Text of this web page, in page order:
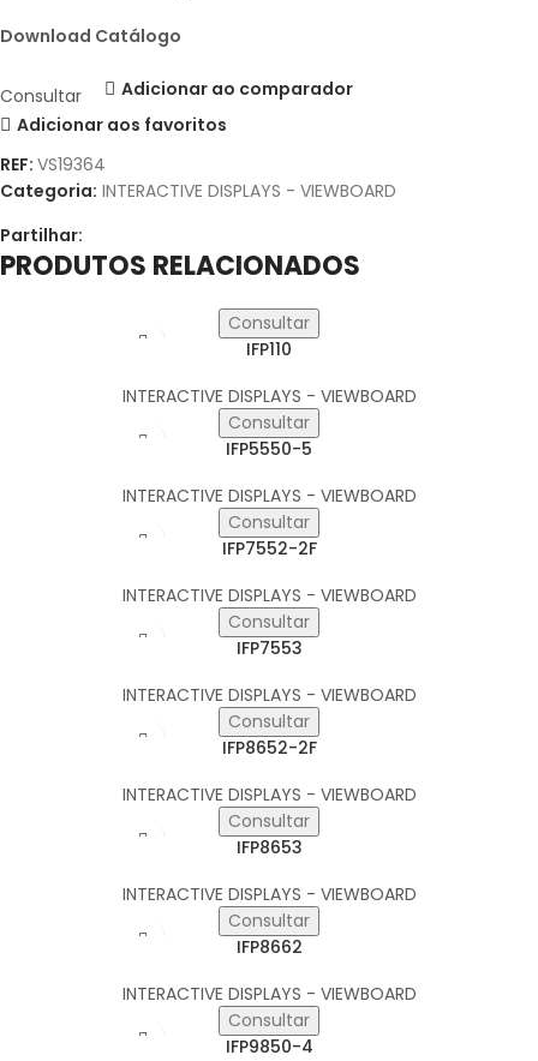
Download Catálogo
Consultar
Adicionar ao comparador
Adicionar aos favoritos
REF: VS19364
Categoria: INTERACTIVE DISPLAYS - VIEWBOARD
Partilhar:
PRODUTOS RELACIONADOS
Consultar
IFP110
INTERACTIVE DISPLAYS - VIEWBOARD
Consultar
IFP5550-5
INTERACTIVE DISPLAYS - VIEWBOARD
Consultar
IFP7552-2F
INTERACTIVE DISPLAYS - VIEWBOARD
Consultar
IFP7553
INTERACTIVE DISPLAYS - VIEWBOARD
Consultar
IFP8652-2F
INTERACTIVE DISPLAYS - VIEWBOARD
Consultar
IFP8653
INTERACTIVE DISPLAYS - VIEWBOARD
Consultar
IFP8662
INTERACTIVE DISPLAYS - VIEWBOARD
Consultar
IFP9850-4